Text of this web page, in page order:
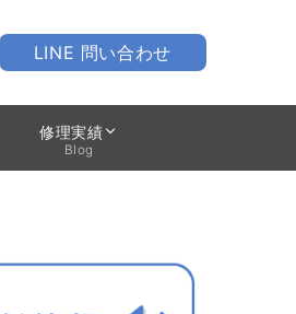
LINE 問い合わせ
修理実績
Blog